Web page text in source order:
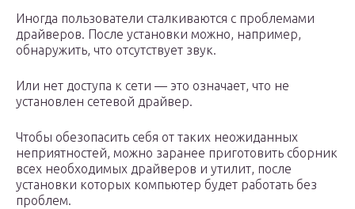
Иногда пользователи сталкиваются с проблемами
драйверов. После установки можно, например,
обнаружить, что отсутствует звук.
Или нет доступа к сети — это означает, что не
установлен сетевой драйвер.
Чтобы обезопасить себя от таких неожиданных
неприятностей, можно заранее приготовить сборник
всех необходимых драйверов и утилит, после
установки которых компьютер будет работать без
проблем.